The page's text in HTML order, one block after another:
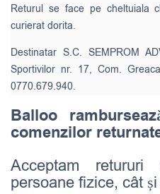
Returul se face pe cheltuiala
curierat dorita.
Destinatar S.C. SEMPROM
Sportivilor nr. 17, Com.
0770.679.940.
Balloo
comenzilor
Acceptam
persoane fizice, cât